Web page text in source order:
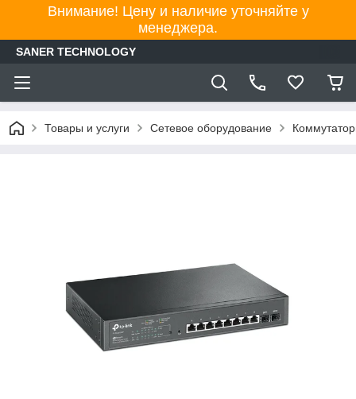
Внимание! Цену и наличие уточняйте у
менеджера.
SANER TECHNOLOGY
Товары и услуги Сетевое оборудование